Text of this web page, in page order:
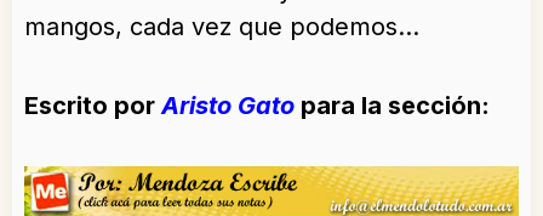
mangos, cada vez que podemos…
Escrito porAristo Gato para la sección: